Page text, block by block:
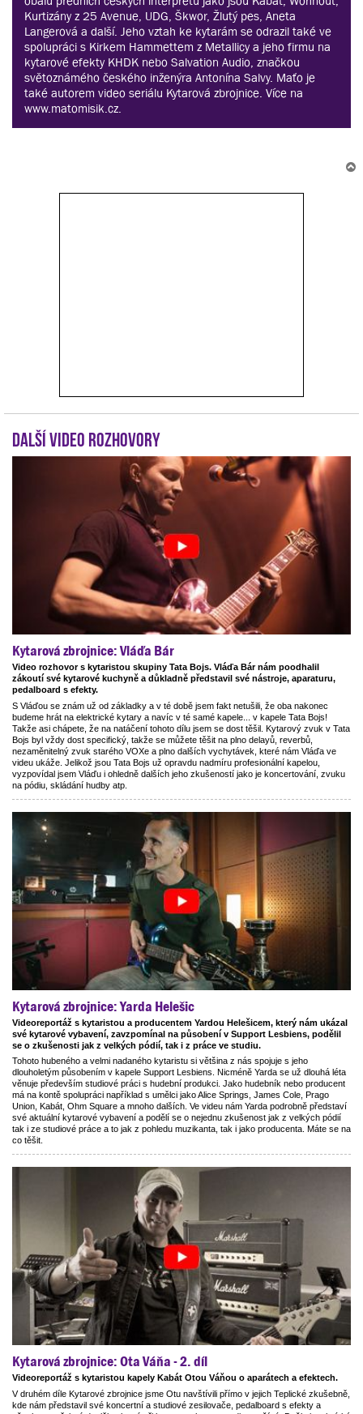
Kurtizány z 25 Avenue, UDG, Škwor, Žlutý pes, Aneta
Langerová a další. Jeho vztah ke kytarám se odrazil také ve
spolupráci s Kirkem Hammettem z Metallicy a jeho firmu na
kytarové efekty KHDK nebo Salvation Audio, značkou
světoznámého českého inženýra Antonína Salvy. Maťo je
také autorem video seriálu Kytarová zbrojnice. Více na
www.matomisik.cz.
Další video rozhovory
Kytarová zbrojnice: Vláďa Bár
Video rozhovor s kytaristou skupiny Tata Bojs. Vláďa Bár nám poodhalil
zákoutí své kytarové kuchyně a důkladně představil své nástroje, aparaturu,
pedalboard s efekty.
S Vláďou se znám už od základky a v té době jsem fakt netušili, že oba nakonec
budeme hrát na elektrické kytary a navíc v té samé kapele... v kapele Tata Bojs!
Takže asi chápete, že na natáčení tohoto dílu jsem se dost těšil. Kytarový zvuk v Tata
Bojs byl vždy dost specifický, takže se můžete těšit na plno delayů, reverbů,
nezaměnitelný zvuk starého VOXe a plno dalších vychytávek, které nám Vláďa ve
videu ukáže. Jelikož jsou Tata Bojs už opravdu nadmíru profesionální kapelou,
vyzpovídal jsem Vláďu i ohledně dalších jeho zkušeností jako je koncertování, zvuku
na pódiu, skládání hudby atp.
Kytarová zbrojnice: Yarda Helešic
Videoreportáž s kytaristou a producentem Yardou Helešicem, který nám ukázal
své kytarové vybavení, zavzpomínal na působení v Support Lesbiens, podělil
se o zkušenosti jak z velkých pódií, tak i z práce ve studiu.
Tohoto hubeného a velmi nadaného kytaristu si většina z nás spojuje s jeho
dlouholetým působením v kapele Support Lesbiens. Nicméně Yarda se už dlouhá léta
věnuje především studiové práci s hudební produkci. Jako hudebník nebo producent
má na kontě spolupráci například s umělci jako Alice Springs, James Cole, Prago
Union, Kabát, Ohm Square a mnoho dalších. Ve videu nám Yarda podrobně představí
své aktuální kytarové vybavení a podělí se o nejednu zkušenost jak z velkých pódií
tak i ze studiové práce a to jak z pohledu muzikanta, tak i jako producenta. Máte se na
co těšit.
Kytarová zbrojnice: Ota Váňa - 2. díl
Videoreportáž s kytaristou kapely Kabát Otou Váňou o aparátech a efektech.
V druhém díle Kytarové zbrojnice jsme Otu navštívili přímo v jejich Teplické zkušebně,
kde nám představil své koncertní a studiové zesilovače, pedalboard s efekty a